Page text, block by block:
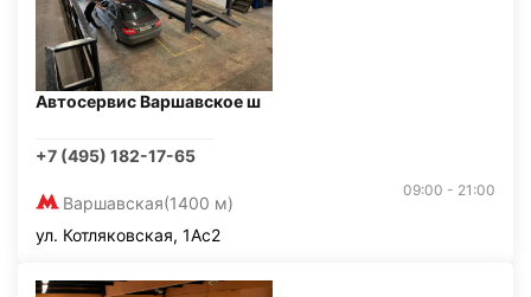
Автосервис Варшавское ш
+7 (495) 182-17-65
Варшавская(1400 м)
09:00 - 21:00
ул. Котляковская, 1Ас2